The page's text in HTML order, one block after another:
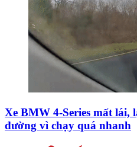
Xe BMW 4-Series mất lái,
đường vì chạy quá nhanh